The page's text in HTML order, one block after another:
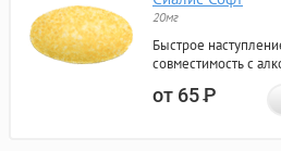
20мг
Быстрое
совместимость с
от 65Р